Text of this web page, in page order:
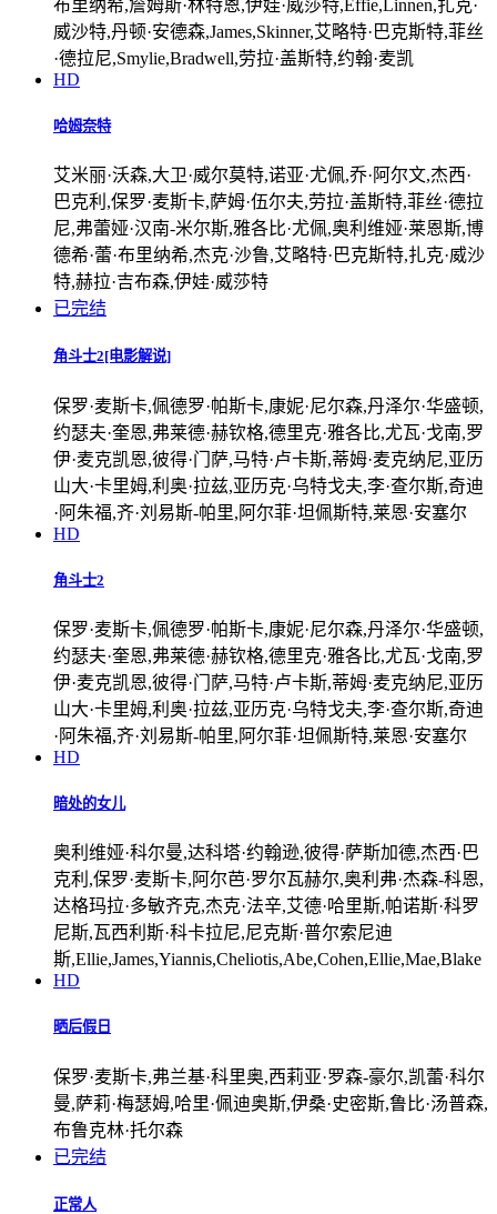
布里纳希,詹姆斯·林特恩,伊娃·威莎特,Effie,Linnen,扎克·
威沙特,丹顿·安德森,James,Skinner,艾略特·巴克斯特,菲丝
·德拉尼,Smylie,Bradwell,劳拉·盖斯特,约翰·麦凯
HD
哈姆奈特
艾米丽·沃森,大卫·威尔莫特,诺亚·尤佩,乔·阿尔文,杰西·
巴克利,保罗·麦斯卡,萨姆·伍尔夫,劳拉·盖斯特,菲丝·德拉
尼,弗蕾娅·汉南-米尔斯,雅各比·尤佩,奥利维娅·莱恩斯,博
德希·蕾·布里纳希,杰克·沙鲁,艾略特·巴克斯特,扎克·威沙
特,赫拉·吉布森,伊娃·威莎特
已完结
角斗士2[电影解说]
保罗·麦斯卡,佩德罗·帕斯卡,康妮·尼尔森,丹泽尔·华盛顿,
约瑟夫·奎恩,弗莱德·赫钦格,德里克·雅各比,尤瓦·戈南,罗
伊·麦克凯恩,彼得·门萨,马特·卢卡斯,蒂姆·麦克纳尼,亚历
山大·卡里姆,利奥·拉兹,亚历克·乌特戈夫,李·查尔斯,奇迪
·阿朱福,齐·刘易斯-帕里,阿尔菲·坦佩斯特,莱恩·安塞尔
HD
角斗士2
保罗·麦斯卡,佩德罗·帕斯卡,康妮·尼尔森,丹泽尔·华盛顿,
约瑟夫·奎恩,弗莱德·赫钦格,德里克·雅各比,尤瓦·戈南,罗
伊·麦克凯恩,彼得·门萨,马特·卢卡斯,蒂姆·麦克纳尼,亚历
山大·卡里姆,利奥·拉兹,亚历克·乌特戈夫,李·查尔斯,奇迪
·阿朱福,齐·刘易斯-帕里,阿尔菲·坦佩斯特,莱恩·安塞尔
HD
暗处的女儿
奥利维娅·科尔曼,达科塔·约翰逊,彼得·萨斯加德,杰西·巴
克利,保罗·麦斯卡,阿尔芭·罗尔瓦赫尔,奥利弗·杰森-科恩,
达格玛拉·多敏齐克,杰克·法辛,艾德·哈里斯,帕诺斯·科罗
尼斯,瓦西利斯·科卡拉尼,尼克斯·普尔索尼迪
斯,Ellie,James,Yiannis,Cheliotis,Abe,Cohen,Ellie,Mae,Blake
HD
晒后假日
保罗·麦斯卡,弗兰基·科里奥,西莉亚·罗森-豪尔,凯蕾·科尔
曼,萨莉·梅瑟姆,哈里·佩迪奥斯,伊桑·史密斯,鲁比·汤普森,
布鲁克林·托尔森
已完结
正常人